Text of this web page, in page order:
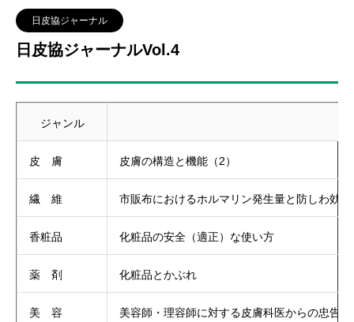
日皮協ジャーナル
日皮協ジャーナルVol.4
ジャンル
皮 膚 皮膚の構造と機能（2）
繊 維 市販布におけるホルマリン発生量と防しわ効
香粧品 化粧品の安全（適正）な使い方
薬 剤 化粧品とかぶれ
美 容 美容師・理容師に対する皮膚科医からの忠告